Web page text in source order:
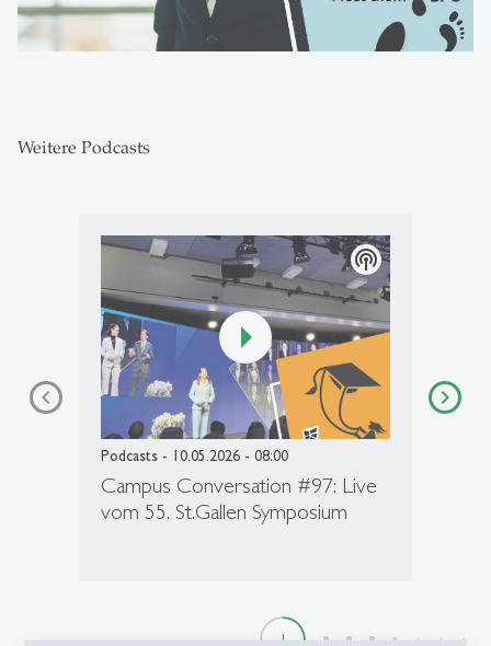
Weitere Podcasts
podcasts
Podcasts - 10.05.2026 - 08:00
Campus Conversation #97: Live
vom 55. St.Gallen Symposium
1 2 3 4 5 6 7 8